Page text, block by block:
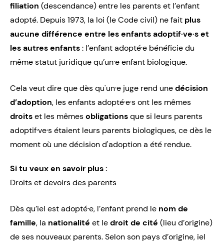
filiation (descendance) entre les parents et l’enfant
adopté. Depuis 1973, la loi (le Code civil) ne fait plus
aucune différence entre les enfants adoptif·ve·s et
les autres enfants: l’enfant adopté·e bénéficie du
même statut juridique qu’un·e enfant biologique.
Cela veut dire que dès qu'un·e juge rend unedécision
d’adoption, les enfants adopté·e·s ont les mêmes
droitset les mêmesobligationsque si leurs parents
adoptif·ve·s étaient leurs parents biologiques, ce dès le
moment où une décision d'adoption a été rendue.
Si tu veux en savoir plus :
Droits et devoirs des parents
Dès qu’iel est adopté·e, l’enfant prend le nom de
famille, la nationalité et ledroit de cité (lieu d’origine)
de ses nouveaux parents. Selon son pays d’origine, iel